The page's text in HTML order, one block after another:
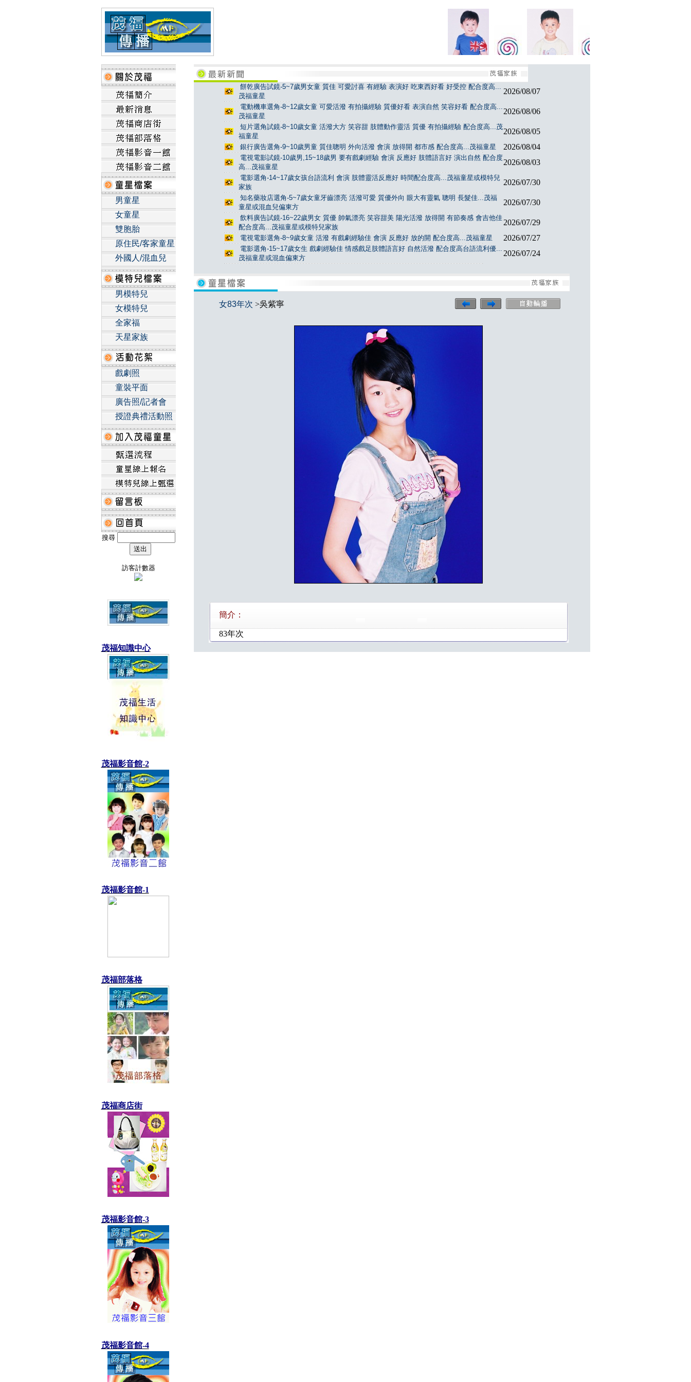
男童星
女童星
雙胞胎
原住民/客家童星
外國人/混血兒
男模特兒
女模特兒
全家福
天星家族
戲劇照
童裝平面
廣告照/記者會
授證典禮活動照
搜尋
訪客計數器
茂福知識中心
茂福影音館-2
茂福影音館-1
茂福部落格
茂福商店街
茂福影音館-3
茂福影音館-4
餅乾廣告試鏡-5~7歲男女童 質佳 可愛討喜 有經驗 表演好 吃東西好看 好受控 配合度高...
茂福童星
2026/08/07
電動機車選角-8~12歲女童 可愛活潑 有拍攝經驗 質優好看 表演自然 笑容好看 配合度高...
茂福童星
2026/08/06
短片選角試鏡-8~10歲女童 活潑大方 笑容甜 肢體動作靈活 質優 有拍攝經驗 配合度高...茂
福童星
2026/08/05
銀行廣告選角-9~10歲男童 質佳聰明 外向活潑 會演 放得開 都市感 配合度高...茂福童星 2026/08/04
電視電影試鏡-10歲男,15~18歲男 要有戲劇經驗 會演 反應好 肢體語言好 演出自然 配合度
高...茂福童星
2026/08/03
電影選角-14~17歲女孩台語流利 會演 肢體靈活反應好 時間配合度高...茂福童星或模特兒
家族
2026/07/30
知名藥妝店選角-5~7歲女童牙齒漂亮 活潑可愛 質優外向 眼大有靈氣 聰明 長髮佳...茂福
童星或混血兒偏東方
2026/07/30
飲料廣告試鏡-16~22歲男女 質優 帥氣漂亮 笑容甜美 陽光活潑 放得開 有節奏感 會吉他佳
配合度高...茂福童星或模特兒家族
2026/07/29
電視電影選角-8~9歲女童 活潑 有戲劇經驗佳 會演 反應好 放的開 配合度高...茂福童星 2026/07/27
電影選角-15~17歲女生 戲劇經驗佳 情感戲足肢體語言好 自然活潑 配合度高台語流利優...
茂福童星或混血偏東方
2026/07/24
女83年次 >吳紫寧
簡介：
83年次